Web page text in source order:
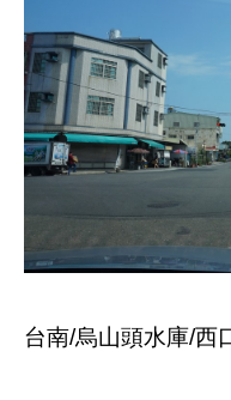
台南/烏山頭水庫/西